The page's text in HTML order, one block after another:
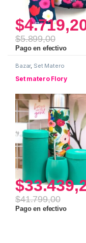
$
$5.899,00
Pago en efectivo
Bazar, Set Matero
Set matero Flory
$
$41.799,00
Pago en efectivo